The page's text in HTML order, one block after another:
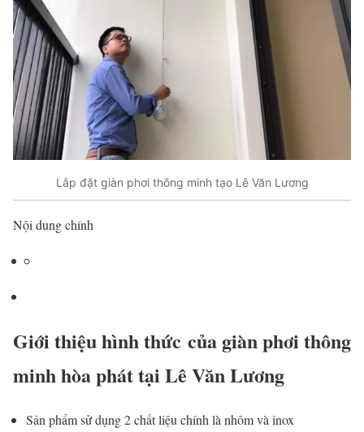
Lắp đặt giàn phơi thông minh tạo Lê Văn Lương
Nội dung chính
Giới thiệu hình thức của giàn phơi thông
minh hòa phát tại Lê Văn Lương
Sản phẩm sử dụng 2 chất liệu chính là nhôm và inox